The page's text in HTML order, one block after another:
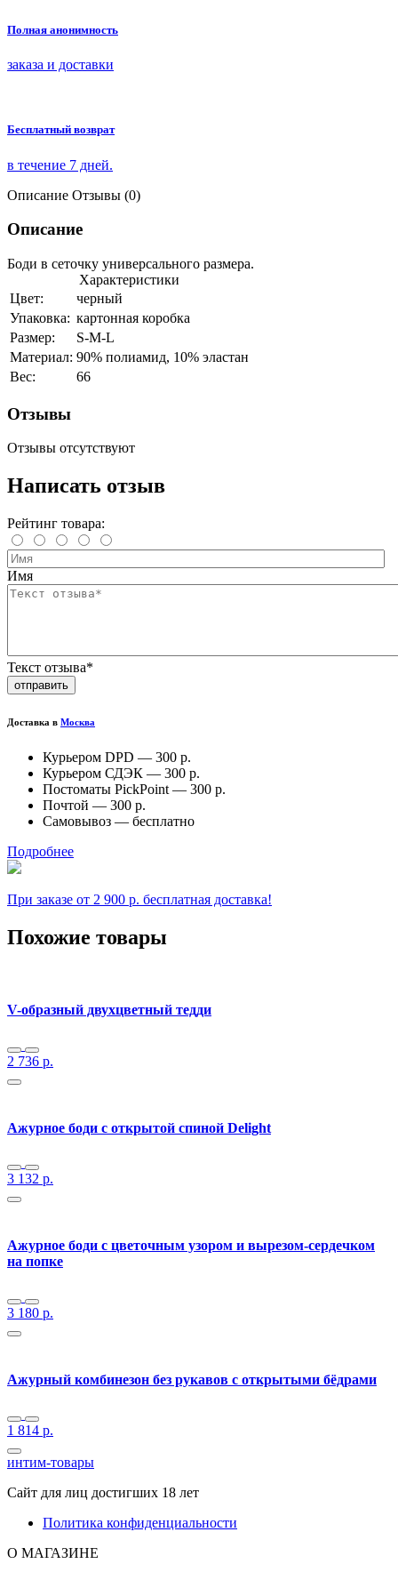
Полная анонимность
заказа и доставки
Бесплатный возврат
в течение 7 дней.
Описание Отзывы (0)
Описание
Боди в сеточку универсального размера.
Характеристики
Цвет:
черный
Упаковка: картонная коробка
Размер:
S-M-L
Материал: 90% полиамид, 10% эластан
Вес:
66
Отзывы
Отзывы отсутствуют
Написать отзыв
Рейтинг товара:
Имя
Текст отзыва*
отправить
Доставка в Москва
Курьером DPD — 300 р.
Курьером СДЭК — 300 р.
Постоматы PickPoint — 300 р.
Почтой — 300 р.
Самовывоз — бесплатно
Подробнее
При заказе от 2 900 р. бесплатная доставка!
Похожие товары
V-образный двухцветный тедди
2 736 р.
Ажурное боди с открытой спиной Delight
3 132 р.
Ажурное боди с цветочным узором и вырезом-сердечком
на попке
3 180 р.
Ажурный комбинезон без рукавов с открытыми бёдрами
1 814 р.
интим-товары
Сайт для лиц достигших 18 лет
Политика конфиденциальности
О МАГАЗИНЕ